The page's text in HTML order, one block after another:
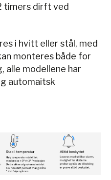
timers dirft ved
i hvitt eller stål, med
monteres både for
alle modellene har
automaitsk